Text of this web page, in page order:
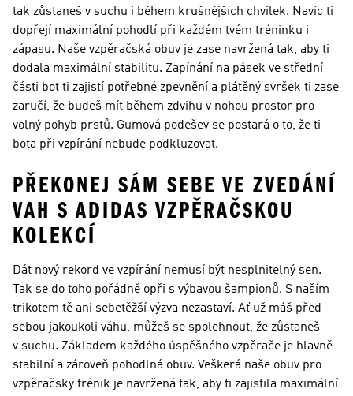
tak zůstaneš v suchu i během krušnějších chvilek. Navíc ti
dopřejí maximální pohodlí při každém tvém tréninku i
zápasu. Naše vzpěračská obuv je zase navržená tak, aby ti
dodala maximální stabilitu. Zapínání na pásek ve střední
části bot ti zajistí potřebné zpevnění a plátěný svršek ti zase
zaručí, že budeš mít během zdvihu v nohou prostor pro
volný pohyb prstů. Gumová podešev se postará o to, že ti
bota při vzpírání nebude podkluzovat.
PŘEKONEJ SÁM SEBE VE ZVEDÁNÍ
VAH S ADIDAS VZPĚRAČSKOU
KOLEKCÍ
Dát nový rekord ve vzpírání nemusí být nesplnitelný sen.
Tak se do toho pořádně opři s výbavou šampionů. S naším
trikotem tě ani sebetěžší výzva nezastaví. Ať už máš před
sebou jakoukoli váhu, můžeš se spolehnout, že zůstaneš
v suchu. Základem každého úspěšného vzpěrače je hlavně
stabilní a zároveň pohodlná obuv. Veškerá naše obuv pro
vzpěračský trénik je navržená tak, aby ti zajistila maximální